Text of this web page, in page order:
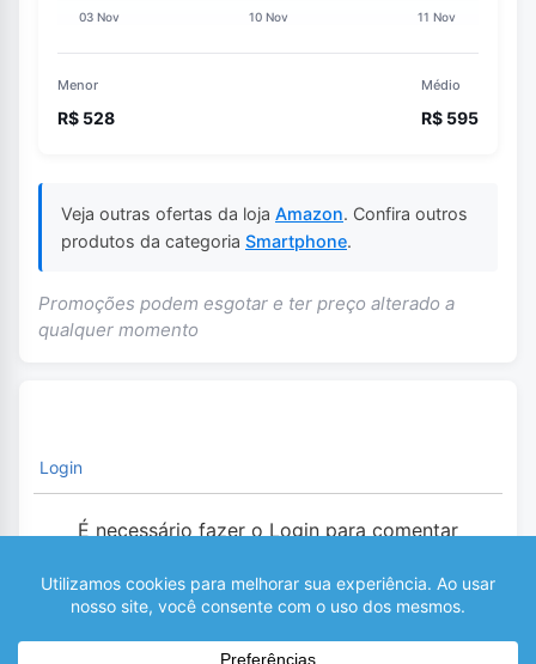
Menor
R$ 528
Médio
R$ 595
Veja outras ofertas da loja Amazon. Confira outros
produtos da categoria Smartphone.
Promoções podem esgotar e ter preço alterado a
qualquer momento
Login
É necessário fazer o Login para comentar
0 COMENTÁRIOS